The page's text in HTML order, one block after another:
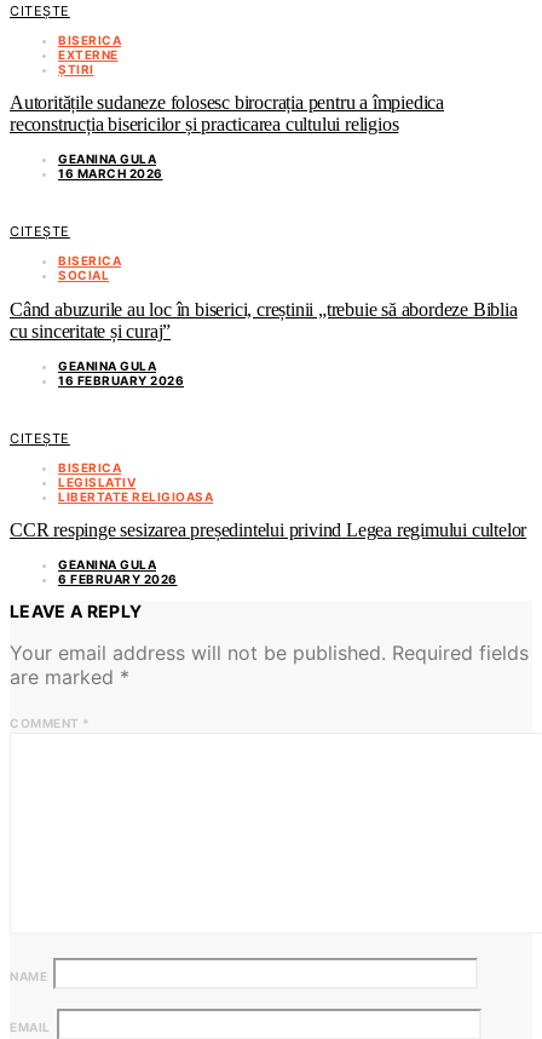
CITEȘTE
BISERICA
EXTERNE
ȘTIRI
Autoritățile sudaneze folosesc birocrația pentru a împiedica
reconstrucția bisericilor și practicarea cultului religios
GEANINA GULA
16 MARCH 2026
CITEȘTE
BISERICA
SOCIAL
Când abuzurile au loc în biserici, creștinii „trebuie să abordeze Biblia
cu sinceritate și curaj”
GEANINA GULA
16 FEBRUARY 2026
CITEȘTE
BISERICA
LEGISLATIV
LIBERTATE RELIGIOASA
CCR respinge sesizarea președintelui privind Legea regimului cultelor
GEANINA GULA
6 FEBRUARY 2026
LEAVE A REPLY
Your email address will not be published. Required fields
are marked *
COMMENT *
NAME
EMAIL